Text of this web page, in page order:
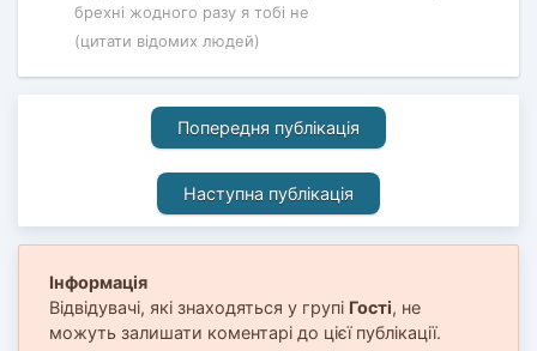
брехні жодного разу я тобі не
(цитати відомих людей)
Попередня публікація
Наступна публікація
Інформація
Відвідувачі, які знаходяться у групі Гості, не
можуть залишати коментарі до цієї публікації.